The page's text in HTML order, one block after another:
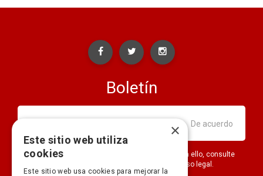
Boletín
Puede darse de baja en cualquier momento. Para ello, consulte
nuestra información de contacto en el aviso legal.
×
Este sitio web utiliza
cookies
Este sitio web usa cookies para mejorar la